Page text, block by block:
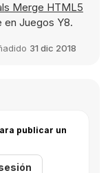
Merge HTML5
en Juegos Y8.
31 dic 2018
publicar un